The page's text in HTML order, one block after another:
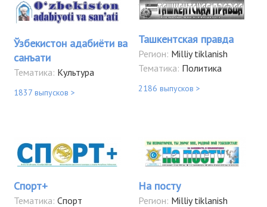
Ўзбекистон адабиёти ва
санъати
Тематика: Культура
1837 выпусков >
Ташкентская правда
Регион: Milliy tiklanish
Тематика: Политика
2186 выпусков >
Спорт+
Тематика: Спорт
На посту
Регион: Milliy tiklanish